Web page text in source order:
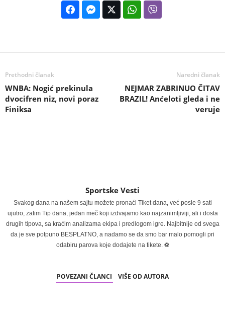
Prethodni članak
WNBA: Nogić prekinula
dvocifren niz, novi poraz
Finiksa
Naredni članak
NEJMAR ZABRINUO ČITAV
BRAZIL! Anćeloti gleda i ne
veruje
Sportske Vesti
Svakog dana na našem sajtu možete pronaći Tiket dana, već posle 9 sati
ujutro, zatim Tip dana, jedan meč koji izdvajamo kao najzanimljiviji, ali i dosta
drugih tipova, sa kraćim analizama ekipa i predlogom igre. Najbitnije od svega
da je sve potpuno BESPLATNO, a nadamo se da smo bar malo pomogli pri
odabiru parova koje dodajete na tikete. ⚽
POVEZANI ČLANCI VIŠE OD AUTORA